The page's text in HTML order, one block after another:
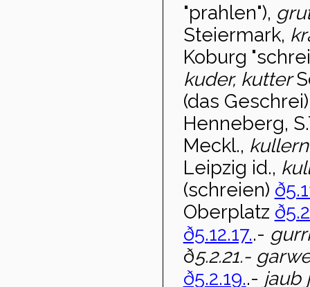
"prahlen"),
Steiermark,
Koburg
kuder, kutter
(das
Henneberg,
Meckl.,
Leipzig id.,
(schreien)
Oberplatz
ð5.12.17..-
ð5.2.21.-
ð5.2.19..- jaub